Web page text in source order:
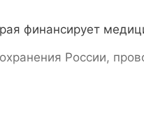
финансирует
России,